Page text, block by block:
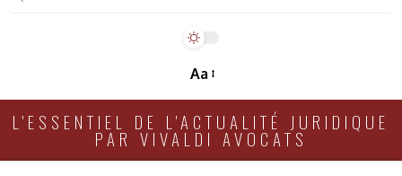
Aa
L'ESSENTIEL DE L'ACTUALITÉ JURIDIQUE
PAR VIVALDI AVOCATS